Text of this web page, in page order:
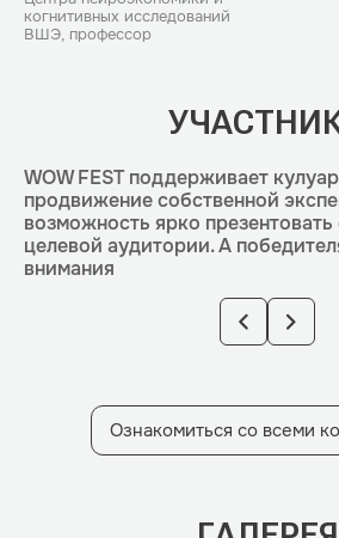
когнитивных исследований
ВШЭ, профессор
WOW FEST поддерживает
продвижение собственной
возможность ярко презентовать
целевой аудитории. А
внимания
Ознакомиться со всеми